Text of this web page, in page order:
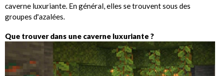
caverne luxuriante. En général, elles se trouvent sous des
groupes d'azalées.
Que trouver dans une caverne luxuriante ?